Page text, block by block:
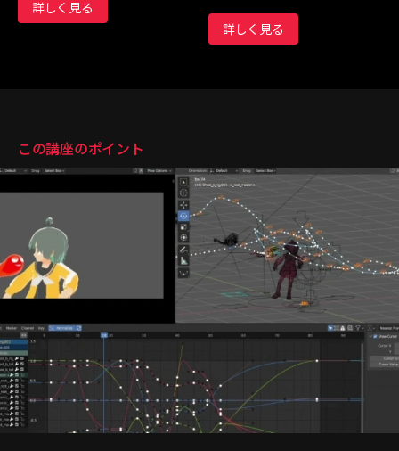
詳しく見る
詳しく見る
この講座のポイント